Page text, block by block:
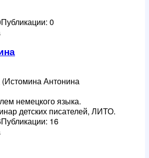
Публикации: 0
Антонина
немецкого языка.
детских писателей, ЛИТО.
Публикации: 16